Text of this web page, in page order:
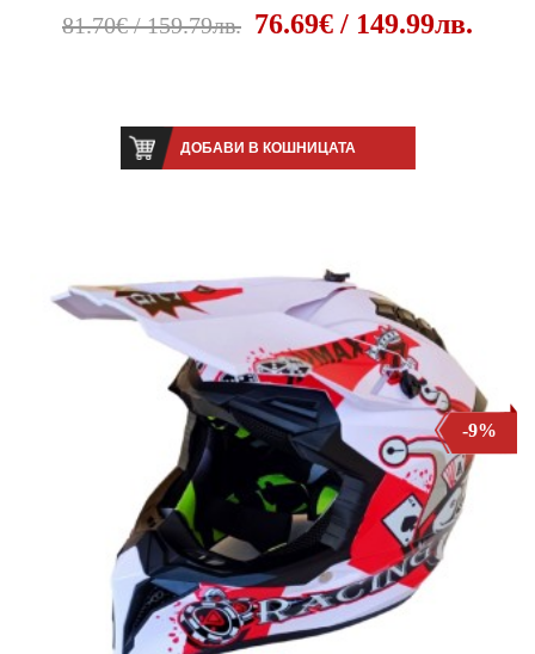
81.70€ / 159.79лв. 76.69€ / 149.99лв.
ДОБАВИ В КОШНИЦАТА
-9%